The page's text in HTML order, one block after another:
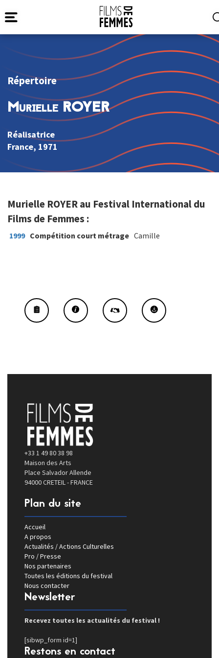
Répertoire
Murielle ROYER
Réalisatrice
France, 1971
Murielle ROYER au Festival International du
Films de Femmes :
1999 Compétition court métrage Camille
+33 1 49 80 38 98
Maison des Arts
Place Salvador Allende
94000 CRETEIL - FRANCE
Plan du site
Accueil
A propos
Actualités / Actions Culturelles
Pro / Presse
Nos partenaires
Toutes les éditions du festival
Nous contacter
Newsletter
Recevez toutes les actualités du festival !
[sibwp_form id=1]
Restons en contact